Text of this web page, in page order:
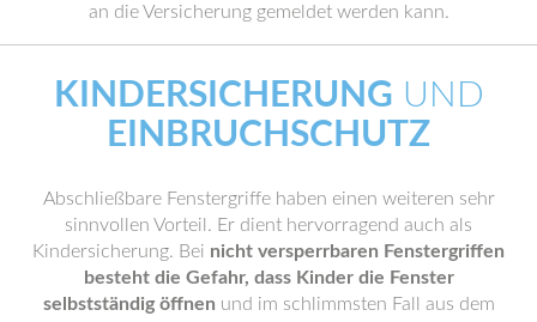
an die Versicherung gemeldet werden kann.
KINDERSICHERUNG UND
EINBRUCHSCHUTZ
Abschließbare Fenstergriffe haben einen weiteren sehr
sinnvollen Vorteil. Er dient hervorragend auch als
Kindersicherung. Bei nicht versperrbaren Fenstergriffen
besteht die Gefahr, dass Kinder die Fenster
selbstständig öffnen und im schlimmsten Fall aus dem